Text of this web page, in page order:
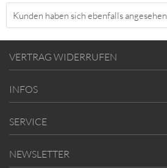
Kunden haben sich ebenfalls angesehen
VERTRAG WIDERRUFEN
INFOS
SERVICE
NEWSLETTER